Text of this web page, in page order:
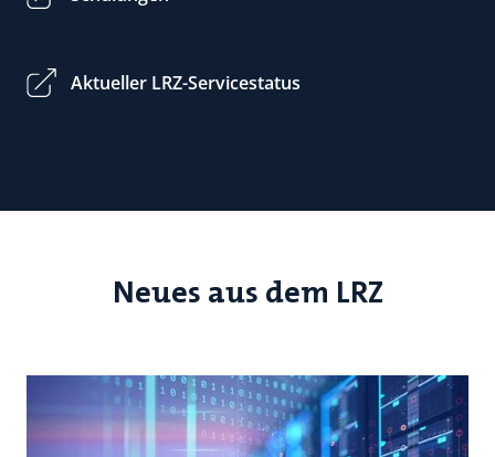
Aktueller LRZ-Servicestatus
Neues aus dem LRZ